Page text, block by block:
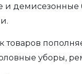
и демисезонные
товаров
уборы,